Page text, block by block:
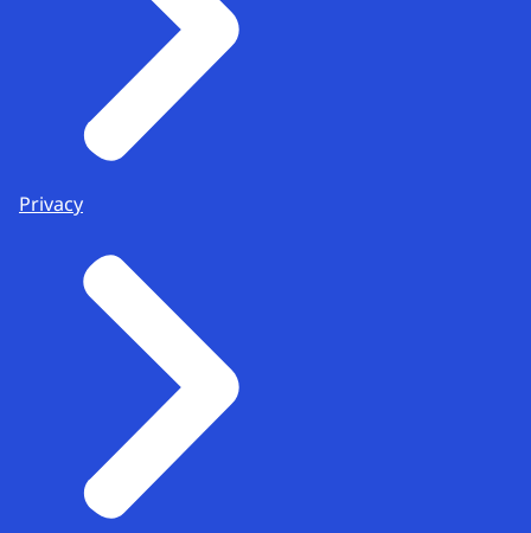
Privacy